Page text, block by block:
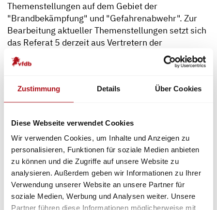
Zustimmung Details Über Cookies
Diese Webseite verwendet Cookies
Wir verwenden Cookies, um Inhalte und Anzeigen zu
personalisieren, Funktionen für soziale Medien anbieten
zu können und die Zugriffe auf unsere Website zu
analysieren. Außerdem geben wir Informationen zu Ihrer
Verwendung unserer Website an unsere Partner für
soziale Medien, Werbung und Analysen weiter. Unsere
Partner führen diese Informationen möglicherweise mit
Themenstellungen auf dem Gebiet der
"Brandbekämpfung" und "Gefahrenabwehr". Zur
Bearbeitung aktueller Themenstellungen setzt sich
das Referat 5 derzeit aus Vertretern der
öffentlichen Feuerwehren, der Werkfeuerwehren,
der Versicherungen, der Löschmittel- und
Brandschutzes und der Gefahrenabwehr zu
kanalisieren, fachkundig zu erörtern und sich
hieraus ableitende Konsequenzen mit den
zuständigen Ansprech-partnern zu diskutieren und
Lösungswege aufzuzeigen.
Darüber hinaus werden im Rahmen von Richtlinien
bzw. Merkblättern sowohl Handlungsempfehlungen